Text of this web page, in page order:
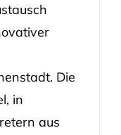
Die
in
aus